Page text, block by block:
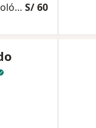
Consulta Especializada Otorrinolaringológica S/ 60